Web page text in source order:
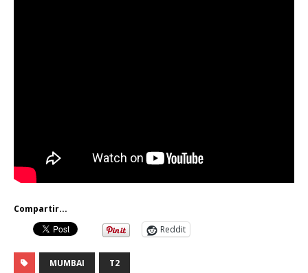
Compartir...
Reddit
MUMBAI T2